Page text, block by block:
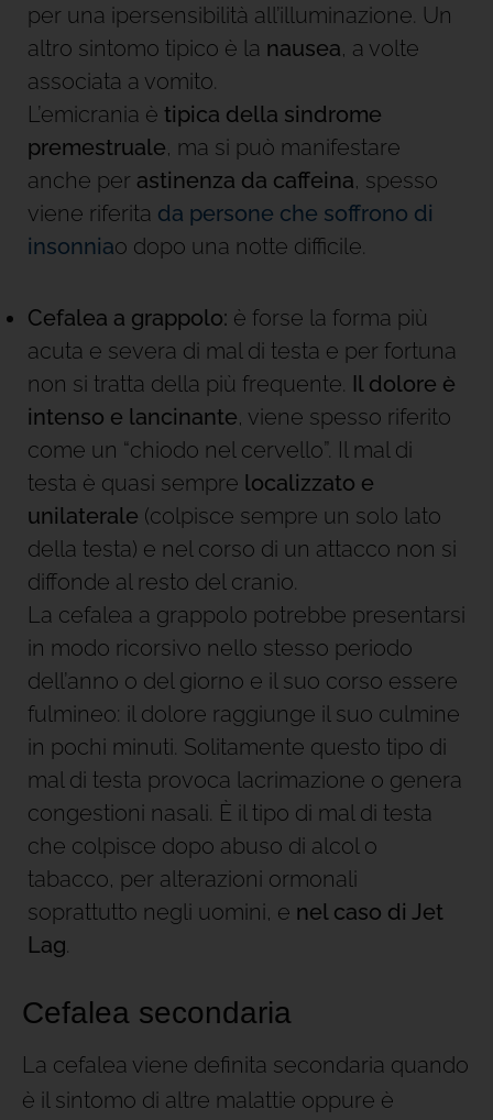
per una ipersensibilità all’illuminazione. Un
altro sintomo tipico è la nausea, a volte
associata a vomito.
L’emicrania è tipica della sindrome
premestruale, ma si può manifestare
anche per astinenza da caffeina, spesso
viene riferita da persone che soffrono di
insonniao dopo una notte difficile.
Cefalea a grappolo: è forse la forma più
acuta e severa di mal di testa e per fortuna
non si tratta della più frequente. Il dolore è
intenso e lancinante, viene spesso riferito
come un “chiodo nel cervello”. Il mal di
testa è quasi sempre localizzato e
unilaterale (colpisce sempre un solo lato
della testa) e nel corso di un attacco non si
diffonde al resto del cranio.
La cefalea a grappolo potrebbe presentarsi
in modo ricorsivo nello stesso periodo
dell’anno o del giorno e il suo corso essere
fulmineo: il dolore raggiunge il suo culmine
in pochi minuti. Solitamente questo tipo di
mal di testa provoca lacrimazione o genera
congestioni nasali. È il tipo di mal di testa
che colpisce dopo abuso di alcol o
tabacco, per alterazioni ormonali
soprattutto negli uomini, e nel caso di Jet
Lag
Cefalea secondaria
La cefalea viene definita secondaria quando
è il sintomo di altre malattie oppure è